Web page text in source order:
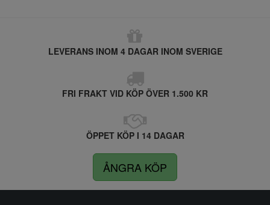
LEVERANS INOM 4 DAGAR INOM SVERIGE
FRI FRAKT VID KÖP ÖVER 1.500 KR
ÖPPET KÖP I 14 DAGAR
ÅNGRA KÖP